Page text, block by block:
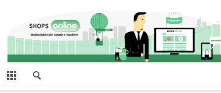
NYHEDER
INTERVIEWS